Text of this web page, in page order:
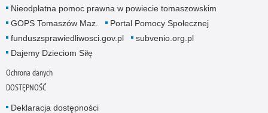
Nieodpłatna pomoc prawna w powiecie tomaszowskim
GOPS Tomaszów Maz.
Portal Pomocy Społecznej
funduszsprawiedliwosci.gov.pl
subvenio.org.pl
Dajemy Dzieciom Siłę
Ochrona danych
DOSTĘPNOŚĆ
Deklaracja dostępności